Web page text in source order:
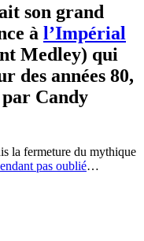
son grand
à l’Impérial
Medley) qui
des années 80,
Candy
la fermeture du mythique
pas oublié…